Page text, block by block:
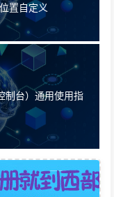
置自定义
制台）通用使用指